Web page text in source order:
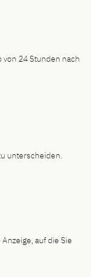
24 Stunden nach
unterscheiden.
auf die Sie